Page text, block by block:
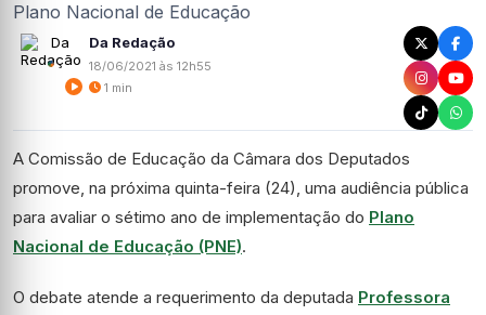
Da Redação
18/06/2021 às 12h55
1 min
A Comissão de Educação da Câmara dos Deputados
promove, na próxima quinta-feira (24), uma audiência pública
para avaliar o sétimo ano de implementação do Plano
Nacional de Educação (PNE).
O debate atende a requerimento da deputada Professora